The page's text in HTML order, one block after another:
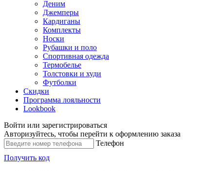
Деним
Джемперы
Кардиганы
Комплекты
Носки
Рубашки и поло
Спортивная одежда
Термобелье
Толстовки и худи
Футболки
Скидки
Программа лояльности
Lookbook
Войти или зарегистрироваться
Авторизуйтесь, чтобы перейти к оформлению заказа
Телефон
Получить код